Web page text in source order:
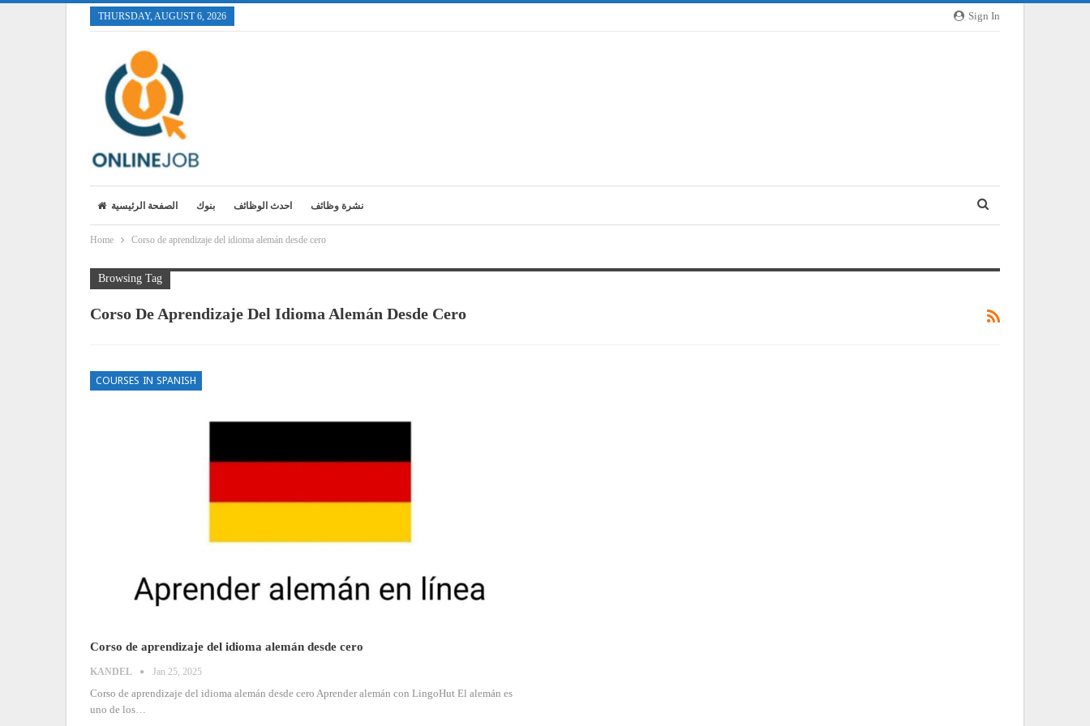
Sign In
THURSDAY, AUGUST 6, 2026
الصفحة الرئيسية بنوك احدث الوظائف نشرة وظائف
Home Corso de aprendizaje del idioma alemán desde cero
Browsing Tag
Corso De Aprendizaje Del Idioma Alemán Desde Cero
COURSES IN SPANISH
Corso de aprendizaje del idioma alemán desde cero
KANDEL Jan 25, 2025
Corso de aprendizaje del idioma alemán desde cero Aprender alemán con LingoHut El alemán es
uno de los